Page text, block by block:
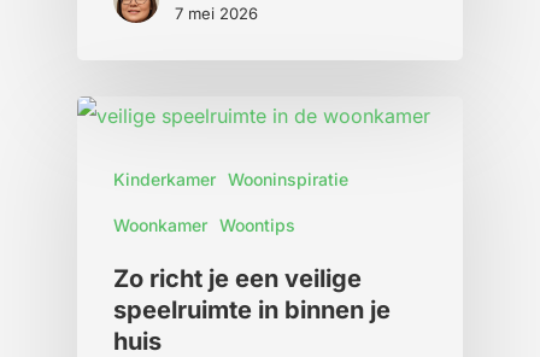
7 mei 2026
Kinderkamer Wooninspiratie
Woonkamer Woontips
Zo richt je een veilige
speelruimte in binnen je
huis